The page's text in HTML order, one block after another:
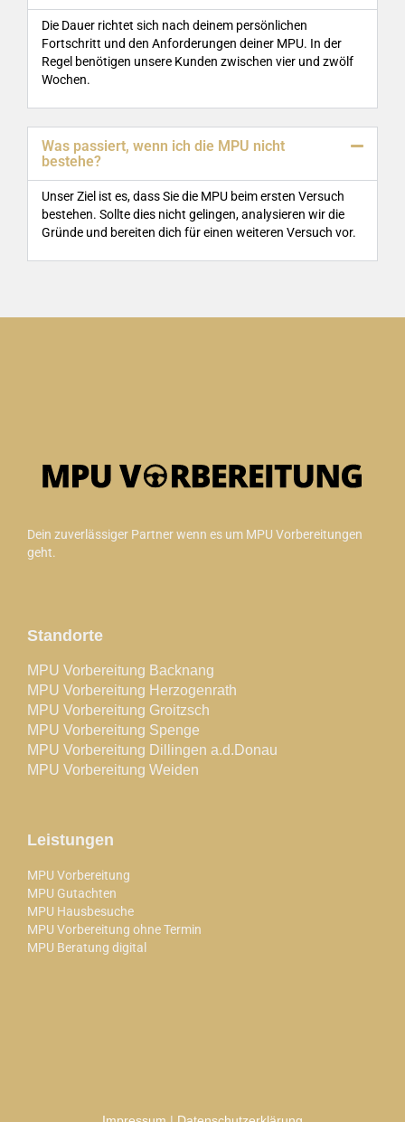
Die Dauer richtet sich nach deinem persönlichen
Fortschritt und den Anforderungen deiner MPU. In der
Regel benötigen unsere Kunden zwischen vier und zwölf
Wochen.
Was passiert, wenn ich die MPU nicht
bestehe?
Unser Ziel ist es, dass Sie die MPU beim ersten Versuch
bestehen. Sollte dies nicht gelingen, analysieren wir die
Gründe und bereiten dich für einen weiteren Versuch vor.
Dein zuverlässiger Partner wenn es um MPU Vorbereitungen
geht.
Standorte
MPU Vorbereitung Backnang
MPU Vorbereitung Herzogenrath
MPU Vorbereitung Groitzsch
MPU Vorbereitung Spenge
MPU Vorbereitung Dillingen a.d.Donau
MPU Vorbereitung Weiden
Leistungen
MPU Vorbereitung
MPU Gutachten
MPU Hausbesuche
MPU Vorbereitung ohne Termin
MPU Beratung digital